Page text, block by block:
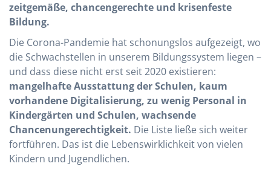
zeitgemäße, chancengerechte und krisenfeste
Bildung.
Die Corona-Pandemie hat schonungslos aufgezeigt, wo
die Schwachstellen in unserem Bildungssystem liegen –
und dass diese nicht erst seit 2020 existieren:
mangelhafte Ausstattung der Schulen, kaum
vorhandene Digitalisierung, zu wenig Personal in
Kindergärten und Schulen, wachsende
Chancenungerechtigkeit. Die Liste ließe sich weiter
fortführen. Das ist die Lebenswirklichkeit von vielen
Kindern und Jugendlichen.